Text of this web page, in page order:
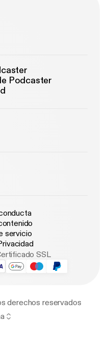
Podcaster
servicio
SSL
derechos reservados